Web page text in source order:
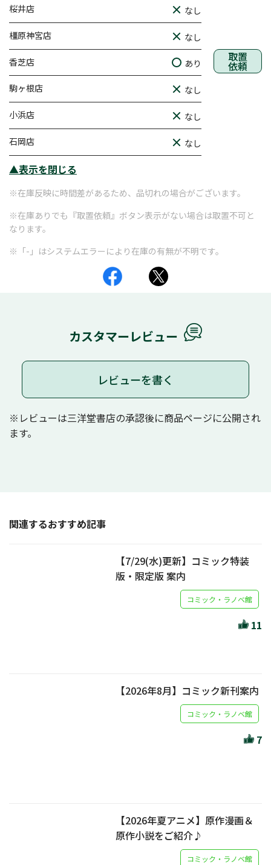
桜井店 なし
橿原神宮店 なし
香芝店 あり 取置
依頼
駒ヶ根店 なし
小浜店 なし
石岡店 なし
▲表示を閉じる
※在庫反映に時間差があるため、品切れの場合がございます。
※在庫ありでも『取置依頼』ボタン表示がない場合は取置不可と
なります。
※「-」はシステムエラーにより在庫の有無が不明です。
カスタマーレビュー
レビューを書く
※レビューは三洋堂書店の承認後に商品ページに公開され
ます。
関連するおすすめ記事
【7/29(水)更新】コミック特装
版・限定版 案内
コミック・ラノベ館
11
【2026年8月】コミック新刊案内
コミック・ラノベ館
7
【2026年夏アニメ】原作漫画＆
原作小説をご紹介♪
コミック・ラノベ館